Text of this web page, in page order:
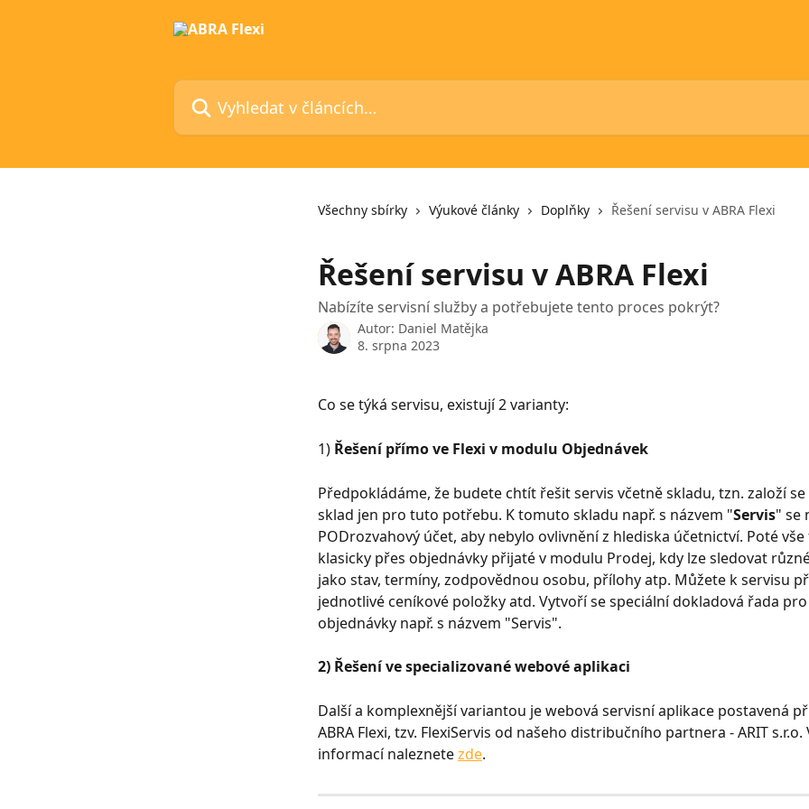
Vyhledat v článcích…
Všechny sbírky Výukové články Doplňky Řešení servisu v ABRA Flexi
Řešení servisu v ABRA Flexi
Nabízíte servisní služby a potřebujete tento proces pokrýt?
Autor: Daniel Matějka
8. srpna 2023
Co se týká servisu, existují 2 varianty:
1) Řešení přímo ve Flexi v modulu Objednávek
Předpokládáme, že budete chtít řešit servis včetně skladu, tzn. založí
sklad jen pro tuto potřebu. K tomuto skladu např. s názvem "Servis" se
PODrozvahový účet, aby nebylo ovlivnění z hlediska účetnictví. Poté
klasicky přes objednávky přijaté v modulu Prodej, kdy lze sledovat
jako stav, termíny, zodpovědnou osobu, přílohy atp. Můžete k servisu
jednotlivé ceníkové položky atd. Vytvoří se speciální dokladová řada
objednávky např. s názvem "Servis".
2) Řešení ve specializované webové aplikaci
Další a komplexnější variantou je webová servisní aplikace postavená
ABRA Flexi, tzv. FlexiServis od našeho distribučního partnera - ARIT s.r.o.
informací naleznete zde.